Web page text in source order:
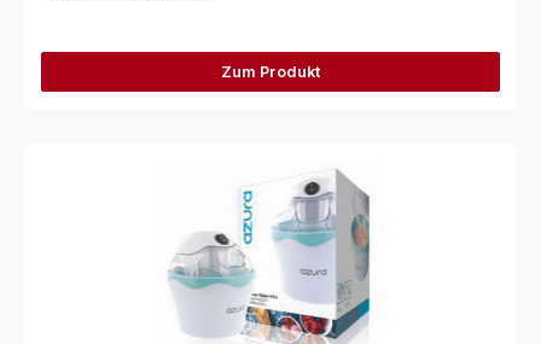
Zum Produkt